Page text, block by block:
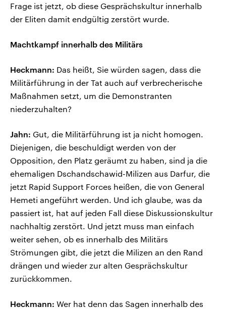
Frage ist jetzt, ob diese Gesprächskultur innerhalb
der Eliten damit endgültig zerstört wurde.
Machtkampf innerhalb des Militärs
Heckmann: Das heißt, Sie würden sagen, dass die
Militärführung in der Tat auch auf verbrecherische
Maßnahmen setzt, um die Demonstranten
niederzuhalten?
Jahn: Gut, die Militärführung ist ja nicht homogen.
Diejenigen, die beschuldigt werden von der
Opposition, den Platz geräumt zu haben, sind ja die
ehemaligen Dschandschawid-Milizen aus Darfur, die
jetzt Rapid Support Forces heißen, die von General
Hemeti angeführt werden. Und ich glaube, was da
passiert ist, hat auf jeden Fall diese Diskussionskultur
nachhaltig zerstört. Und jetzt muss man einfach
weiter sehen, ob es innerhalb des Militärs
Strömungen gibt, die jetzt die Milizen an den Rand
drängen und wieder zur alten Gesprächskultur
zurückkommen.
Heckmann: Wer hat denn das Sagen innerhalb des